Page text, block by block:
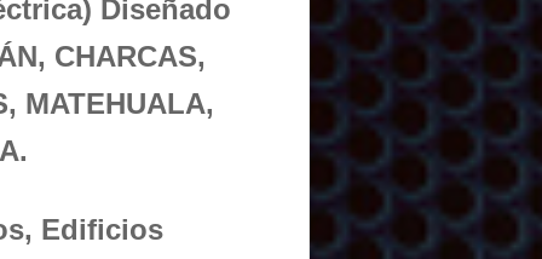
Diseñado
CHARCAS,
MATEHUALA,
Edificios